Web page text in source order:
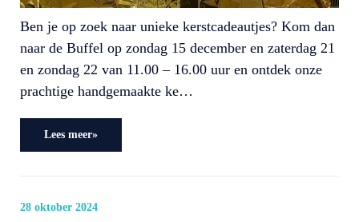
Ben je op zoek naar unieke kerstcadeautjes? Kom dan
naar de Buffel op zondag 15 december en zaterdag 21
en zondag 22 van 11.00 – 16.00 uur en ontdek onze
prachtige handgemaakte ke…
Lees meer»
28 oktober 2024